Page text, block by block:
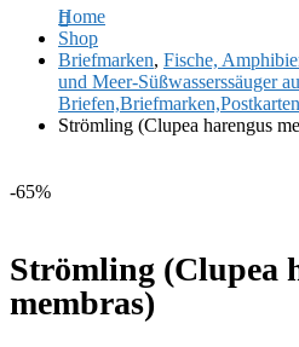
Home
Shop
Briefmarken, Fische,
und Meer-Süßwasserssäuger
Briefen,Briefmarken,Postkarten
Strömling (Clupea harengus
-65%
Strömling (Clupea
membras)